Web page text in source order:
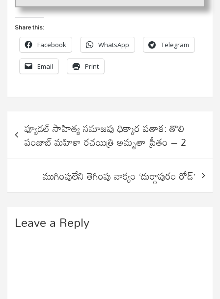
Share this:
Facebook WhatsApp Telegram
Email Print
Post
navigation
ఫ్యూడల్ సాహిత్య సమాజపు ధిక్కార పతాక: తొలి
పంజాబ్ మహిళా రచయిత్రి అమృతా ప్రీతం – 2
ముగింపులేని తెగింపు వాక్యం ‘దుర్గాపురం రోడ్’
Leave a Reply